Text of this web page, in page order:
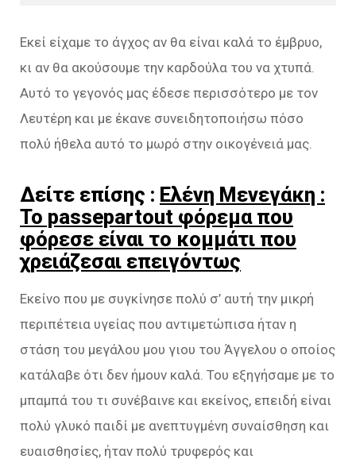
Εκεί είχαμε το άγχος αν θα είναι καλά το έμβρυο,
κι αν θα ακούσουμε την καρδούλα του να χτυπά.
Αυτό το γεγονός μας έδεσε περισσότερο με τον
Λευτέρη και με έκανε συνειδητοποιήσω πόσο
πολύ ήθελα αυτό το μωρό στην οικογένειά μας.
Δείτε επίσης : Ελένη Μενεγάκη :
Το passepartout φόρεμα που
φόρεσε είναι το κομμάτι που
χρειάζεσαι επειγόντως
Εκείνο που με συγκίνησε πολύ σ’ αυτή την μικρή
περιπέτεια υγείας που αντιμετώπισα ήταν η
στάση του μεγάλου μου γιου του Άγγελου ο οποίος
κατάλαβε ότι δεν ήμουν καλά. Του εξηγήσαμε με το
μπαμπά του τι συνέβαινε και εκείνος, επειδή είναι
πολύ γλυκό παιδί με ανεπτυγμένη συναίσθηση και
ευαισθησίες, ήταν πολύ τρυφερός και